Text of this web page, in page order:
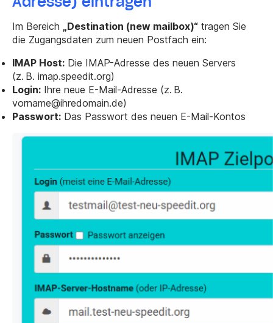
Im Bereich „Destination (new mailbox)“ tragen Sie
die Zugangsdaten zum neuen Postfach ein:
IMAP Host: Die IMAP-Adresse des neuen Servers
(z. B. imap.speedit.org)
Login: Ihre neue E-Mail-Adresse (z. B.
vorname@ihredomain.de)
Passwort: Das Passwort des neuen E-Mail-Kontos